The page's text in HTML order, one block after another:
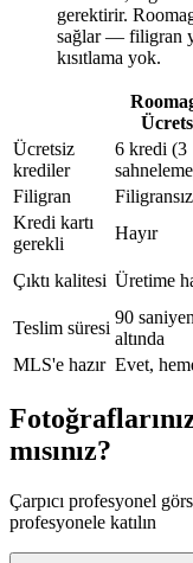
gerektirir.
sağlar — filigran
kısıtlama yok.
Ücretsiz
krediler
6 kredi (3
Filigran
Filigransız
Kredi kartı
gerekli
Hayır
Çıktı kalitesi Üretime
Teslim süresi
90
altında
MLS'e hazır Evet,
mısınız?
Çarpıcı profesyonel
profesyonele katılın